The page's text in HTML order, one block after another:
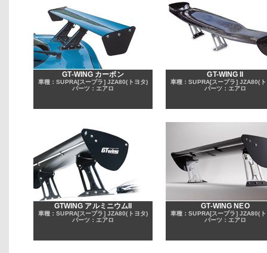
GT-WING カーボン
車種：SUPRA[スープラ] JZA80(トヨタ)
パーツ：エアロ
GT-WING II
車種：SUPRA[スープラ] JZA80(ト
パーツ：エアロ
GTWING アルミニウムII
車種：SUPRA[スープラ] JZA80(トヨタ)
パーツ：エアロ
GT-WING NEO
車種：SUPRA[スープラ] JZA80(ト
パーツ：エアロ